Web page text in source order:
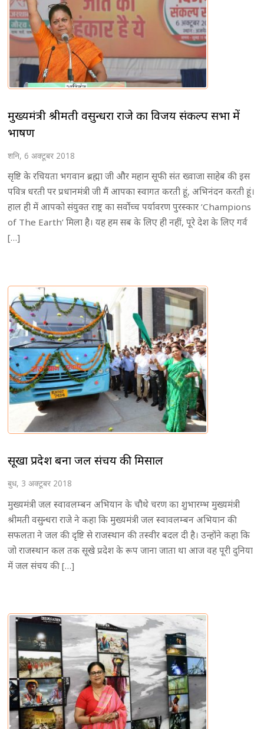
मुख्यमंत्री श्रीमती वसुन्धरा राजे का विजय संकल्प सभा में
भाषण
शनि, 6 अक्टूबर 2018
सृष्टि के रचियता भगवान ब्रह्मा जी और महान सूफी संत ख्वाजा साहेब की इस
पवित्र धरती पर प्रधानमंत्री जी मैं आपका स्वागत करती हूं, अभिनंदन करती हूं।
हाल ही में आपको संयुक्त राष्ट्र का सर्वोच्च पर्यावरण पुरस्कार ’Champions
of The Earth’ मिला है। यह हम सब के लिए ही नहीं, पूरे देश के लिए गर्व
[…]
सूखा प्रदेश बना जल संचय की मिसाल
बुध, 3 अक्टूबर 2018
मुख्यमंत्री जल स्वावलम्बन अभियान के चौथे चरण का शुभारम्भ मुख्यमंत्री
श्रीमती वसुन्धरा राजे ने कहा कि मुख्यमंत्री जल स्वावलम्बन अभियान की
सफलता ने जल की दृष्टि से राजस्थान की तस्वीर बदल दी है। उन्होंने कहा कि
जो राजस्थान कल तक सूखे प्रदेश के रूप जाना जाता था आज वह पूरी दुनिया
में जल संचय की […]